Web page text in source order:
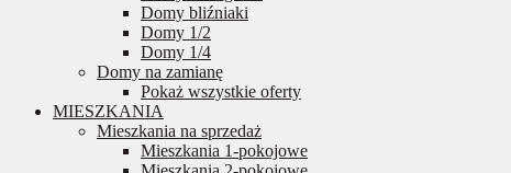
Domy bliźniaki
Domy 1/2
Domy 1/4
Domy na zamianę
Pokaż wszystkie oferty
MIESZKANIA
Mieszkania na sprzedaż
Mieszkania 1-pokojowe